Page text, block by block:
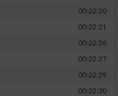
00:22:20
00:22:21
00:22:26
00:22:27
00:22:29
00:22:30